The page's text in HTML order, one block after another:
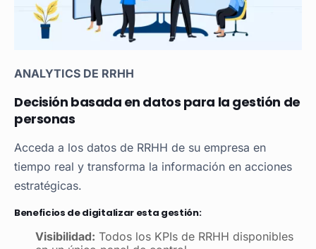
ANALYTICS DE RRHH
Decisión basada en datos para la gestión de
personas
Acceda a los datos de RRHH de su empresa en
tiempo real y transforma la información en acciones
estratégicas.
Beneficios de digitalizar esta gestión:
Visibilidad: Todos los KPIs de RRHH disponibles